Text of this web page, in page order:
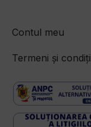
Contul meu
Termeni și condiții